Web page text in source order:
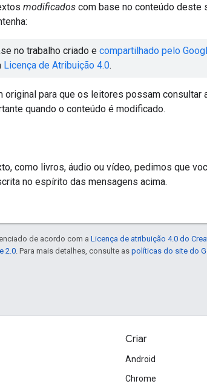
modificados com base no conteúdo deste
no trabalho criado e compartilhado pelo
Licença de Atribuição 4.0.
original para que os leitores possam consultar
quando o conteúdo é modificado.
como livros, áudio ou vídeo, pedimos que
no espírito das mensagens acima.
de acordo com a Licença de atribuição 4.0 do
2.0 . Para mais detalhes, consulte as políticas do site do
Criar
Android
Chrome